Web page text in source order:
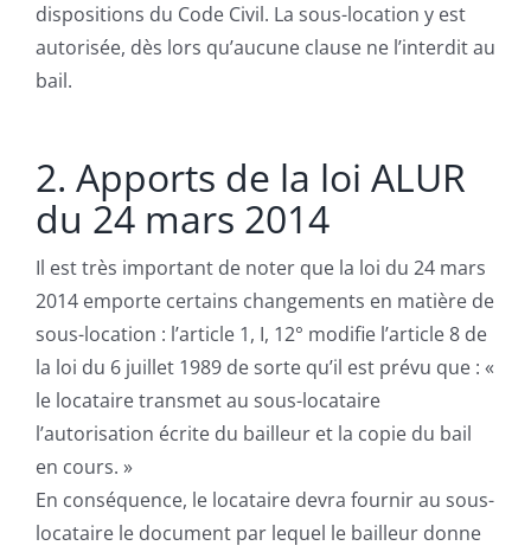
dispositions du Code Civil. La sous-location y est
autorisée, dès lors qu’aucune clause ne l’interdit au
bail.
2. Apports de la loi ALUR
du 24 mars 2014
Il est très important de noter que la loi du 24 mars
2014 emporte certains changements en matière de
sous-location : l’article 1, I, 12° modifie l’article 8 de
la loi du 6 juillet 1989 de sorte qu’il est prévu que : «
le locataire transmet au sous-locataire
l’autorisation écrite du bailleur et la copie du bail
en cours. »
En conséquence, le locataire devra fournir au sous-
locataire le document par lequel le bailleur donne